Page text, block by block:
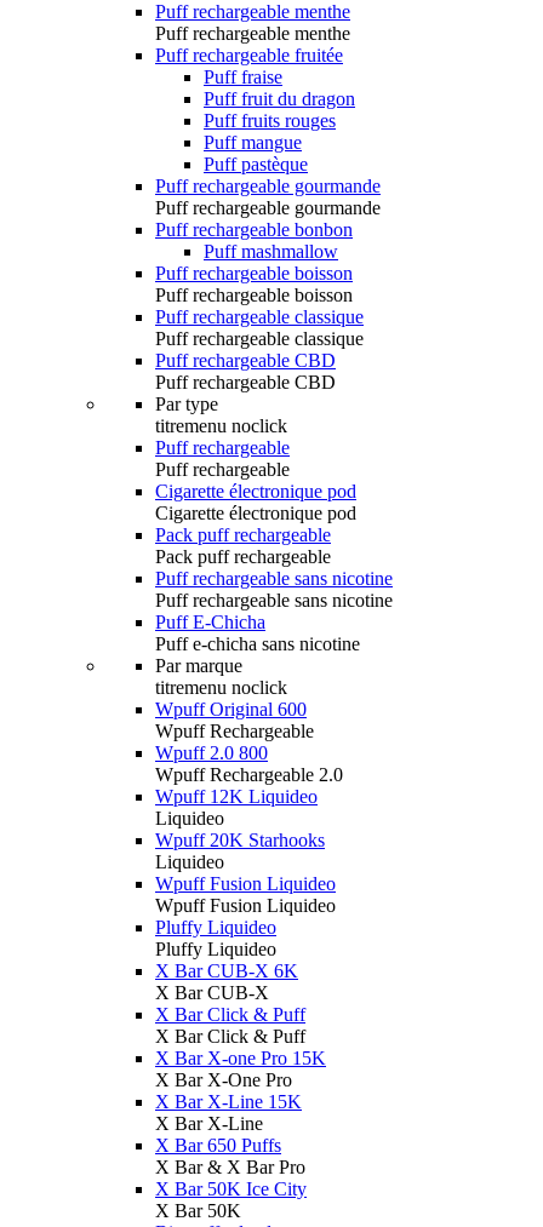
Puff rechargeable menthe
Puff rechargeable menthe
Puff rechargeable fruitée
Puff fraise
Puff fruit du dragon
Puff fruits rouges
Puff mangue
Puff pastèque
Puff rechargeable gourmande
Puff rechargeable gourmande
Puff rechargeable bonbon
Puff mashmallow
Puff rechargeable boisson
Puff rechargeable boisson
Puff rechargeable classique
Puff rechargeable classique
Puff rechargeable CBD
Puff rechargeable CBD
Par type
titremenu noclick
Puff rechargeable
Puff rechargeable
Cigarette électronique pod
Cigarette électronique pod
Pack puff rechargeable
Pack puff rechargeable
Puff rechargeable sans nicotine
Puff rechargeable sans nicotine
Puff E-Chicha
Puff e-chicha sans nicotine
Par marque
titremenu noclick
Wpuff Original 600
Wpuff Rechargeable
Wpuff 2.0 800
Wpuff Rechargeable 2.0
Wpuff 12K Liquideo
Liquideo
Wpuff 20K Starhooks
Liquideo
Wpuff Fusion Liquideo
Wpuff Fusion Liquideo
Pluffy Liquideo
Pluffy Liquideo
X Bar CUB-X 6K
X Bar CUB-X
X Bar Click & Puff
X Bar Click & Puff
X Bar X-one Pro 15K
X Bar X-One Pro
X Bar X-Line 15K
X Bar X-Line
X Bar 650 Puffs
X Bar & X Bar Pro
X Bar 50K Ice City
X Bar 50K